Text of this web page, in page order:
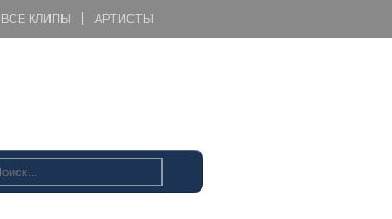
ВСЕ КЛИПЫ АРТИСТЫ